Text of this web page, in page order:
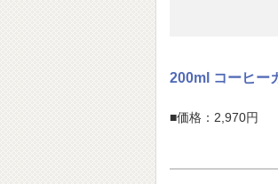
200ml コーヒー
■価格：2,970円